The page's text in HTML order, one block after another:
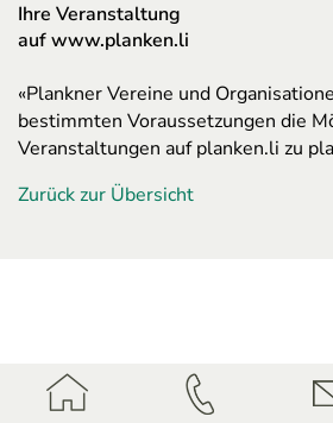
Ihre Veranstaltung
auf www.planken.li
«Plankner Vereine und
bestimmten Voraussetzungen die
Veranstaltungen auf planken.li zu
Zurück zur Übersicht